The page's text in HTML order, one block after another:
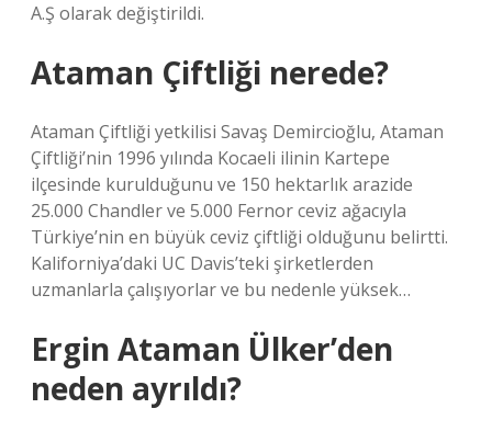
A.Ş olarak değiştirildi.
Ataman Çiftliği nerede?
Ataman Çiftliği yetkilisi Savaş Demircioğlu, Ataman
Çiftliği’nin 1996 yılında Kocaeli ilinin Kartepe
ilçesinde kurulduğunu ve 150 hektarlık arazide
25.000 Chandler ve 5.000 Fernor ceviz ağacıyla
Türkiye’nin en büyük ceviz çiftliği olduğunu belirtti.
Kaliforniya’daki UC Davis’teki şirketlerden
uzmanlarla çalışıyorlar ve bu nedenle yüksek…
Ergin Ataman Ülker’den
neden ayrıldı?